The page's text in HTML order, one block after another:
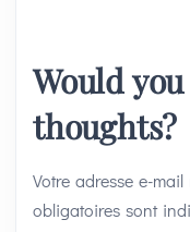
Would
thoughts?
Votre adresse e-
obligatoires sont